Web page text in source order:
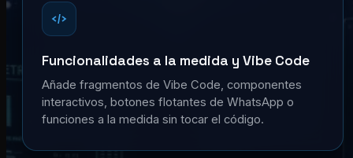
Funcionalidades a la medida y Vibe Code
Añade fragmentos de Vibe Code, componentes
interactivos, botones flotantes de WhatsApp o
funciones a la medida sin tocar el código.